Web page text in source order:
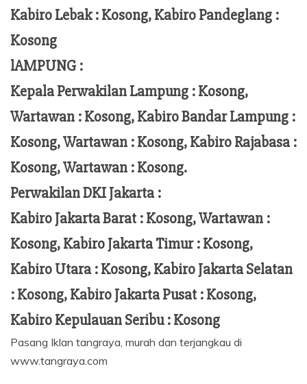
Kabiro Lebak : Kosong, Kabiro Pandeglang :
Kosong
lAMPUNG :
Kepala Perwakilan Lampung :Kosong,
Wartawan : Kosong, Kabiro Bandar Lampung :
Kosong, Wartawan : Kosong, Kabiro Rajabasa :
Kosong, Wartawan : Kosong.
Perwakilan DKI Jakarta :
Kabiro Jakarta Barat : Kosong, Wartawan :
Kosong, Kabiro Jakarta Timur : Kosong,
Kabiro Utara : Kosong, Kabiro Jakarta Selatan
: Kosong, Kabiro Jakarta Pusat : Kosong,
Kabiro Kepulauan Seribu : Kosong
Pasang Iklan tangraya, murah dan terjangkau di
www.tangraya.com